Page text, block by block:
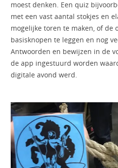
moest denken. Een quiz
met een vast aantal stokjes en
mogelijke toren te maken, of de
basisknopen te leggen en nog
Antwoorden en bewijzen in de
de app ingestuurd worden
digitale avond werd.